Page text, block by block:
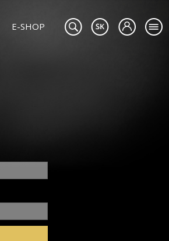
E-SHOP